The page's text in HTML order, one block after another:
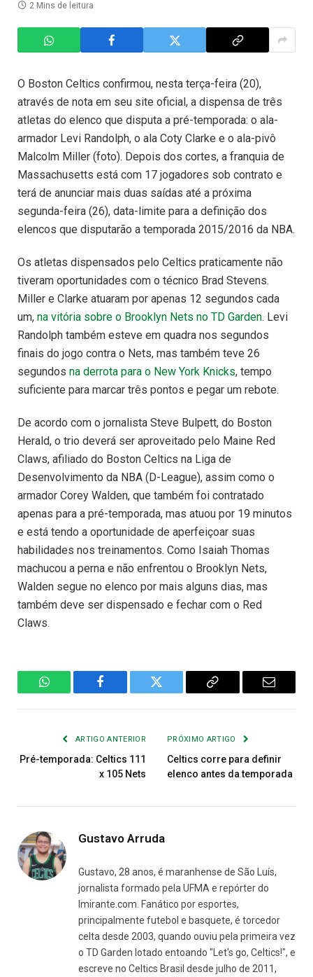
2 Mins de leitura
O Boston Celtics confirmou, nesta terça-feira (20),
através de nota em seu site oficial, a dispensa de três
atletas do elenco que disputa a pré-temporada: o ala-
armador Levi Randolph, o ala Coty Clarke e o ala-pivô
Malcolm Miller (foto). Depois dos cortes, a franquia de
Massachusetts está com 17 jogadores sob contrato e
terá de anunciar mais duas saídas até a próxima
segunda-feira (26), data-limite para a definição dos
elencos que disputarão a temporada 2015/2016 da NBA.
Os atletas dispensados pelo Celtics praticamente não
tiveram oportunidades com o técnico Brad Stevens.
Miller e Clarke atuaram por apenas 12 segundos cada
um, na vitória sobre o Brooklyn Nets no TD Garden. Levi
Randolph também esteve em quadra nos segundos
finais do jogo contra o Nets, mas também teve 26
segundos na derrota para o New York Knicks, tempo
suficiente para marcar três pontos e pegar um rebote.
De acordo com o jornalista Steve Bulpett, do Boston
Herald, o trio deverá ser aproveitado pelo Maine Red
Claws, afiliado do Boston Celtics na Liga de
Desenvolvimento da NBA (D-League), assim como o
armador Corey Walden, que também foi contratado
apenas para a pré-temporada, mas atuou por 19 minutos
e está tendo a oportunidade de aperfeiçoar suas
habilidades nos treinamentos. Como Isaiah Thomas
machucou a perna e não enfrentou o Brooklyn Nets,
Walden segue no elenco por mais alguns dias, mas
também deve ser dispensado e fechar com o Red
Claws.
WhatsAppFacebook Twitter
Copiar
E-
ARTIGO ANTERIOR
Pré-temporada: Celtics 111
x 105 Nets
PRÓXIMO ARTIGO
Celtics corre para definir
elenco antes da temporada
Gustavo Arruda
Gustavo, 28 anos, é maranhense de São Luís,
jornalista formado pela UFMA e repórter do
Imirante.com. Fanático por esportes,
principalmente futebol e basquete, é torcedor
celta desde 2003, quando ouviu pela primeira vez
o TD Garden lotado entoando "Let's go, Celtics!", e
escreve no Celtics Brasil desde julho de 2011,